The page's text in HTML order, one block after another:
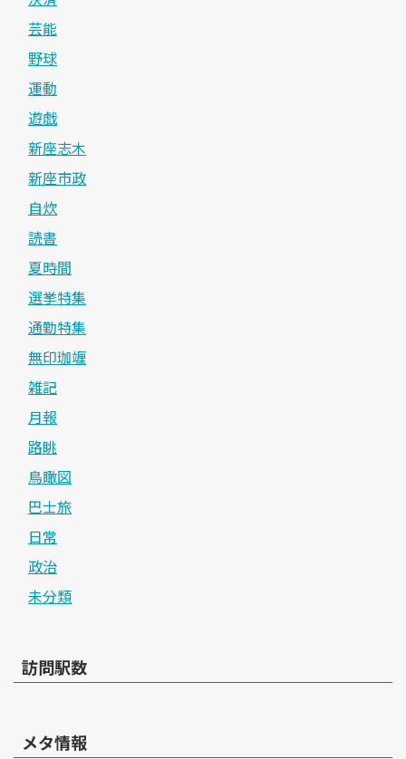
芸能
野球
運動
遊戯
新座志木
新座市政
自炊
読書
夏時間
選挙特集
通勤特集
無印珈竰
雑記
月報
路眺
鳥瞰図
巴士旅
日常
政治
未分類
訪問駅数
メタ情報